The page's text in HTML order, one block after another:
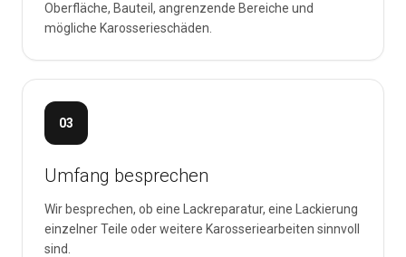
Oberfläche, Bauteil, angrenzende Bereiche und
mögliche Karosserieschäden.
03
Umfang besprechen
Wir besprechen, ob eine Lackreparatur, eine Lackierung
einzelner Teile oder weitere Karosseriearbeiten sinnvoll
sind.